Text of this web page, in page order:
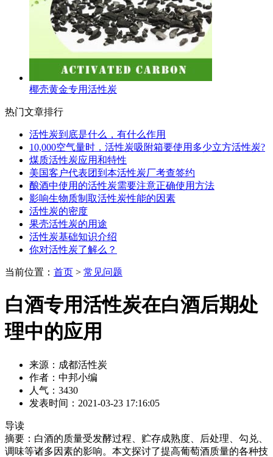
椰壳黄金专用活性炭
热门文章排行
活性炭到底是什么，有什么作用
10,000空气量时，活性炭吸附箱要使用多少立方活性炭?
煤质活性炭应用和特性
美国客户代表团到本活性炭厂考查签约
酿酒中使用的活性炭需要注意正确使用方法
影响生物质制取活性炭性能的因素
活性炭的密度
果壳活性炭的用途
活性炭基础知识介绍
你对活性炭了解么？
当前位置： 首页 > 常见问题
白酒专用活性炭在白酒后期处
理中的应用
来源：成都活性炭
作者：中邦小编
人气：3430
发表时间：2021-03-23 17:16:05
导读
摘要：白酒的质量受发酵过程、贮存成熟度、后处理、勾兑、
调味等诸多因素的影响。本文探讨了提高葡萄酒质量的各种技